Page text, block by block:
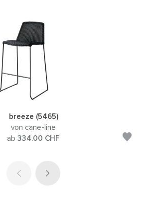
breeze (5465)
von cane-line
ab 334.00 CHF